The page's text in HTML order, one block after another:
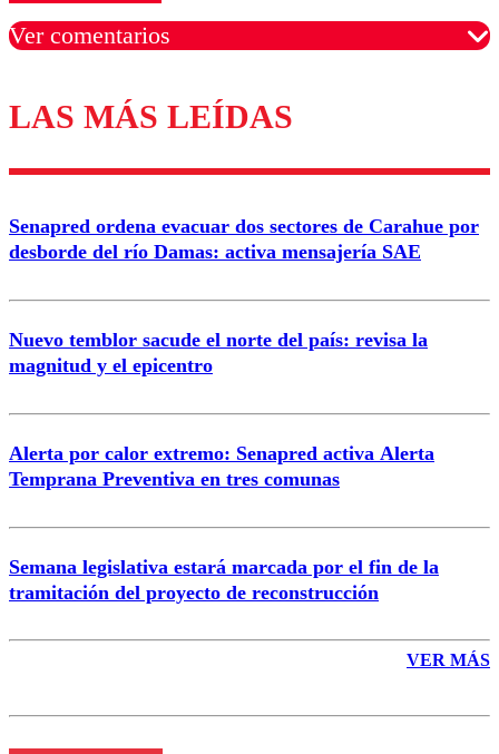
Ver comentarios
Los comentarios son moderados para garantizar un
diálogo respetuoso.
Correo
LAS MÁS LEÍDAS
Senapred ordena evacuar dos sectores de Carahue por
desborde del río Damas: activa mensajería SAE
Nuevo temblor sacude el norte del país: revisa la
magnitud y el epicentro
Alerta por calor extremo: Senapred activa Alerta
Temprana Preventiva en tres comunas
Semana legislativa estará marcada por el fin de la
tramitación del proyecto de reconstrucción
VER MÁS